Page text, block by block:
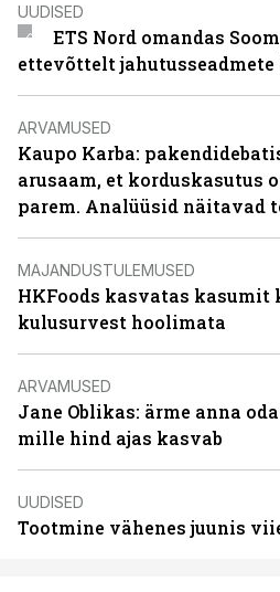
UUDISED
ETS Nord omandas
ettevõttelt jahutusseadmete
ARVAMUSED
Kaupo Karba:
arusaam, et korduskasutus
parem. Analüüsid näitavad
MAJANDUSTULEMUSED
HKFoods kasvatas kasumit
kulusurvest hoolimata
ARVAMUSED
Jane Oblikas: ärme anna
mille hind ajas kasvab
UUDISED
Tootmine vähenes juunis